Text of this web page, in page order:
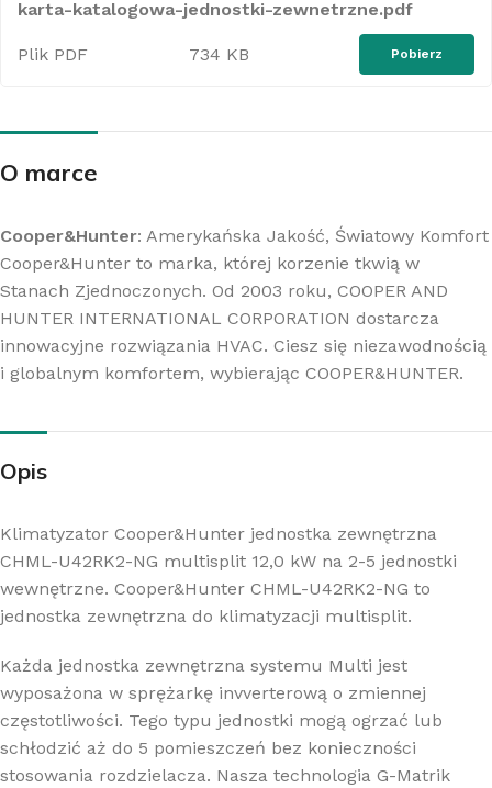
karta-katalogowa-jednostki-zewnetrzne.pdf
Plik PDF 734 KB Pobierz
O marce
Cooper&Hunter: Amerykańska Jakość, Światowy Komfort
Cooper&Hunter to marka, której korzenie tkwią w
Stanach Zjednoczonych. Od 2003 roku, COOPER AND
HUNTER INTERNATIONAL CORPORATION dostarcza
innowacyjne rozwiązania HVAC. Ciesz się niezawodnością
i globalnym komfortem, wybierając COOPER&HUNTER.
Opis
Klimatyzator Cooper&Hunter jednostka zewnętrzna
CHML-U42RK2-NG multisplit 12,0 kW na 2-5 jednostki
wewnętrzne. Cooper&Hunter CHML-U42RK2-NG to
jednostka zewnętrzna do klimatyzacji multisplit.
Każda jednostka zewnętrzna systemu Multi jest
wyposażona w sprężarkę invverterową o zmiennej
częstotliwości. Tego typu jednostki mogą ogrzać lub
schłodzić aż do 5 pomieszczeń bez konieczności
stosowania rozdzielacza. Nasza technologia G-Matrik